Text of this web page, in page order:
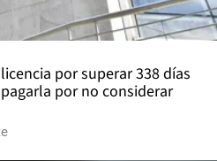
por superar 338 días
por no considerar